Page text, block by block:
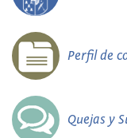
Perfil de
Quejas y